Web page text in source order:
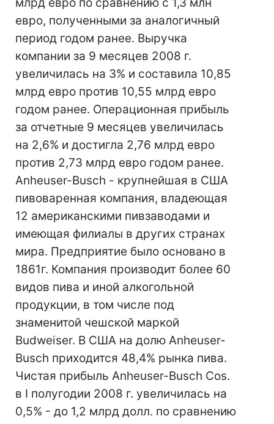
евро, полученными за аналогичный
период годом ранее. Выручка
компании за 9 месяцев 2008 г.
увеличилась на 3% и составила 10,85
млрд евро против 10,55 млрд евро
годом ранее. Операционная прибыль
за отчетные 9 месяцев увеличилась
на 2,6% и достигла 2,76 млрд евро
против 2,73 млрд евро годом ранее.
Anheuser-Busch - крупнейшая в США
пивоваренная компания, владеющая
12 американскими пивзаводами и
имеющая филиалы в других странах
мира. Предприятие было основано в
1861г. Компания производит более 60
видов пива и иной алкогольной
продукции, в том числе под
знаменитой чешской маркой
Budweiser. В США на долю Anheuser-
Busch приходится 48,4% рынка пива.
Чистая прибыль Anheuser-Busch Cos.
в I полугодии 2008 г. увеличилась на
0,5% - до 1,2 млрд долл. по сравнению